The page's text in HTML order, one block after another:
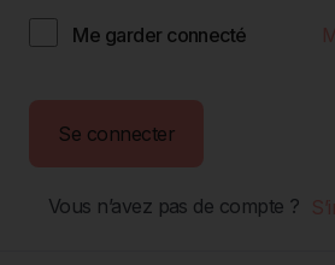
Me garder connecté
Se connecter
Vous n’avez pas de compte ?